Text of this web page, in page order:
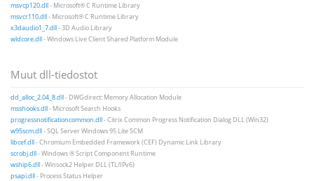
msvcp120.dll- Microsoft® C Runtime Library
msvcr110.dll- Microsoft® C Runtime Library
x3daudio1_7.dll- 3D Audio Library
wldcore.dll- Windows Live Client Shared Platform Module
Muut dll-tiedostot
dd_alloc_2.04_8.dll- DWGdirect: Memory Allocation Module
msshooks.dll- Microsoft Search Hooks
progressnotificationcommon.dll- Citrix Common Progress Notification Dialog DLL (Win32)
w95scm.dll- SQL Server Windows 95 Lite SCM
libcef.dll- Chromium Embedded Framework (CEF) Dynamic Link Library
scrobj.dll- Windows ® Script Component Runtime
wship6.dll- Winsock2 Helper DLL (TL/IPv6)
psapi.dll- Process Status Helper